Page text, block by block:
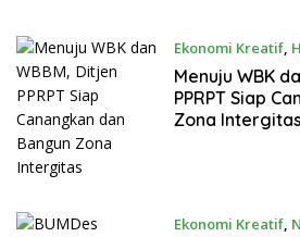
Ekonomi Kreatif,
Mei 2, 2019
Menuju WBK
PPRPT Siap
Zona Intergitas
Ekonomi Kreatif,